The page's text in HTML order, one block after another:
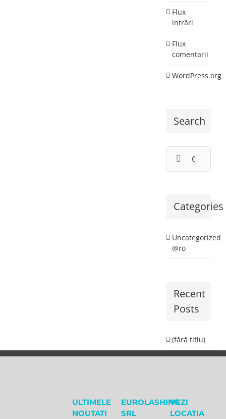
Flux
intrări
Flux
comentarii
WordPress.org
Search
Categories
Uncategorized
@ro
Recent
Posts
(fără titlu)
ULTIMELE
NOUTATI
EUROLASHING
SRL
VEZI
LOCATIA